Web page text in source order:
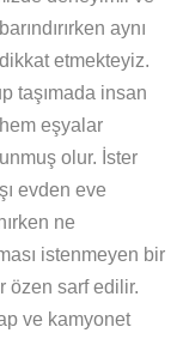
aynı
etmekteyiz.
taşımada insan
eşyalar
olur. İster
evden eve
ne
istenmeyen bir
özen sarf edilir.
ve kamyonet